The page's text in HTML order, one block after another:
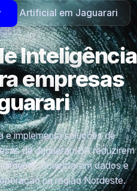
Artificial em Jaguarari
Inteligência
empresas
e implementa soluções de
de Jaguarari/BA reduzirem
conectarem dados e
na região Nordeste.